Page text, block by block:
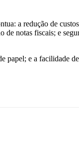
a redução de
de notas fiscais; e
papel; e a facilidade